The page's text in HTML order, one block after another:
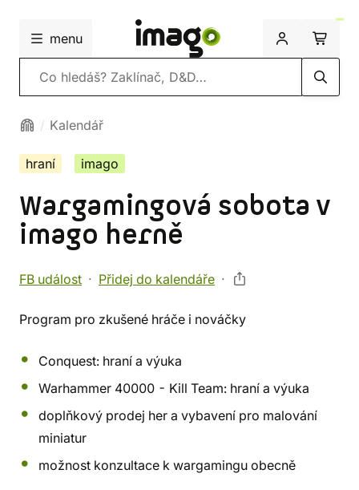
menu
Vyhledávání
Kalendář
hraní imago
Wargamingová sobota v
imago herně
FB událost Přidej do kalendáře
Program pro zkušené hráče i nováčky
Conquest: hraní a výuka
Warhammer 40000 - Kill Team: hraní a výuka
doplňkový prodej her a vybavení pro malování
miniatur
možnost konzultace k wargamingu obecně